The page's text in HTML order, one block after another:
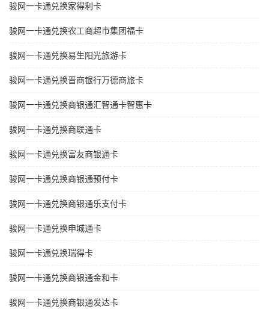
骏网一卡通兑换家得利卡
骏网一卡通兑换农工商超市集团福卡
骏网一卡通兑换易生阳光旅游卡
骏网一卡通兑换晋商银行万德商旅卡
骏网一卡通兑换商银通汇智通卡智惠卡
骏网一卡通兑换商联通卡
骏网一卡通兑换富友商银通卡
骏网一卡通兑换商银通预付卡
骏网一卡通兑换商银通乐支付卡
骏网一卡通兑换申城通卡
骏网一卡通兑换瑞得卡
骏网一卡通兑换商银通金和卡
骏网一卡通兑换商银通发达卡